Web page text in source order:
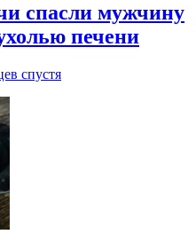
спасли мужчину
печени
спустя